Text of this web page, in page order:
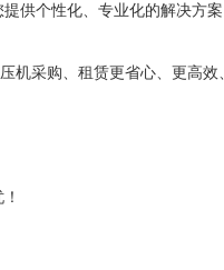
供个性化、专业化的解决方
机采购、租赁更省心、更高效